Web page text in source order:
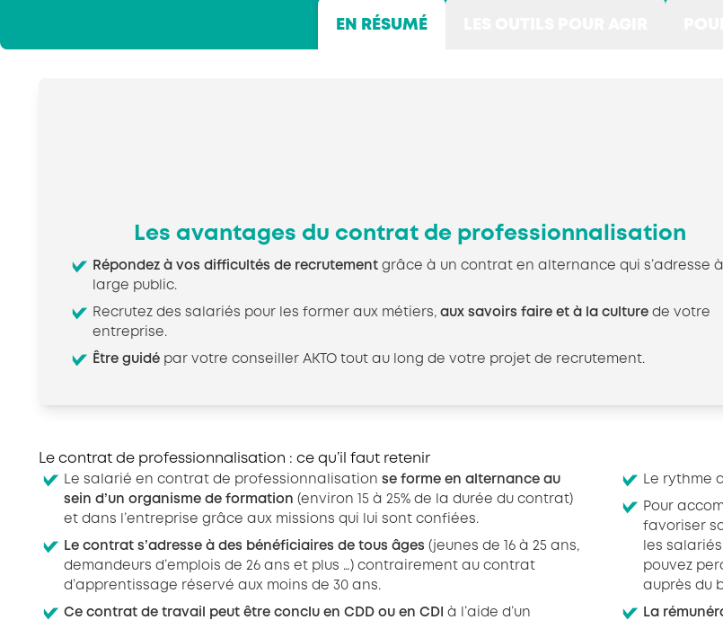
EN RÉSUMÉ
Les avantages du contrat de professionnalisation
Répondez à vos difficultés de recrutement grâce à un contrat en alternance qui s’adresse
large public.
Recrutez des salariés pour les former aux métiers, aux savoirs faire et à la culture de votre
entreprise.
Être guidé par votre conseiller AKTO tout au long de votre projet de recrutement.
Le contrat de professionnalisation : ce qu’il faut retenir
Le salarié en contrat de professionnalisation se forme en alternance au
sein d’un organisme de formation (environ 15 à 25% de la durée du contrat)
et dans l’entreprise grâce aux missions qui lui sont confiées.
Le contrat s’adresse à des bénéficiaires de tous âges (jeunes de 16 à 25 ans,
demandeurs d’emplois de 26 ans et plus …) contrairement au contrat
d’apprentissage réservé aux moins de 30 ans.
Ce contrat de travail peut être conclu en CDD ou en CDI à l’aide d’un
Le rythme
Pour
favoriser
les
pouvez
auprès du
La